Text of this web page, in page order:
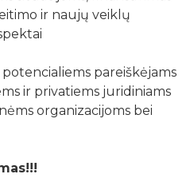
ir naujų veiklų
potencialiems pareiškėjams
ir privatiems juridiniams
organizacijoms bei